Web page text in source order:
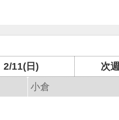
2/11(日)
次週
小倉